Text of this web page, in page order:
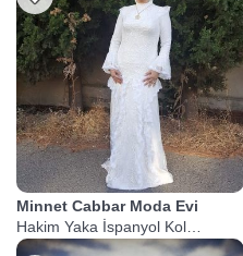
Minnet Cabbar Moda Evi
Hakim Yaka İspanyol Kol
Tesettür Gelinlik